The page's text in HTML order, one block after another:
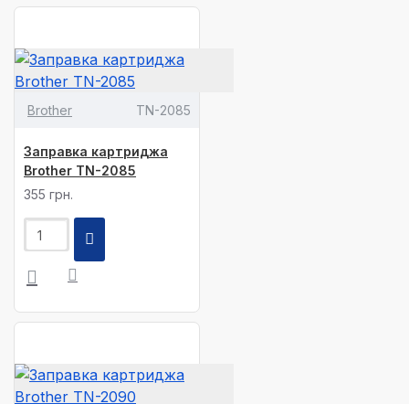
Brother TN-2085
Заправка картриджа
Brother TN-2085
355 грн.